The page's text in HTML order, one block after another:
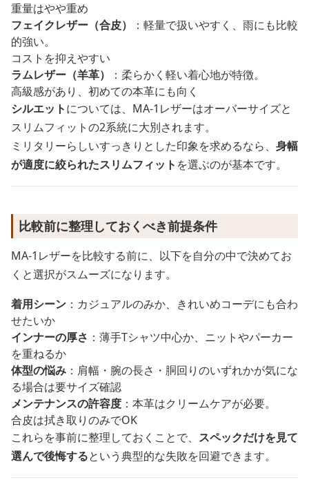
重量はやや重め
フェイクレザー（合皮）
：軽量で扱いやすく、雨にも比較
的強い。
コストを抑えやすい
ラムレザー（羊革）
：柔らかく軽い着心地が特徴。
高級感があり、初めての本革にも向く
シルエットについては、MA-1レザーはオーバーサイズと
スリムフィットの2系統に大別されます。
ミリタリーらしいすっきりとした印象を求めるなら、 身幅
が適度に絞られたスリムフィット を選ぶのが基本です。
比較前に整理しておくべき前提条件
MA-1レザーを比較する前に、以下を自分の中で決めてお
くと選択がスムーズになります。
着用シーン ：カジュアルのみか、きれいめコーデにも合わ
せたいか
インナーの厚さ ：薄手Tシャツ中心か、ニットやパーカー
を重ねるか
体型の悩み ：肩幅・腕の長さ・胴回りのいずれかが気にな
る場合は要サイズ確認
メンテナンスの許容度 ：本革はクリームケアが必要。
合皮は拭き取りのみでOK
これらを事前に整理しておくことで、 スペックだけを見て
選んで後悔するという典型的な失敗を回避できます。